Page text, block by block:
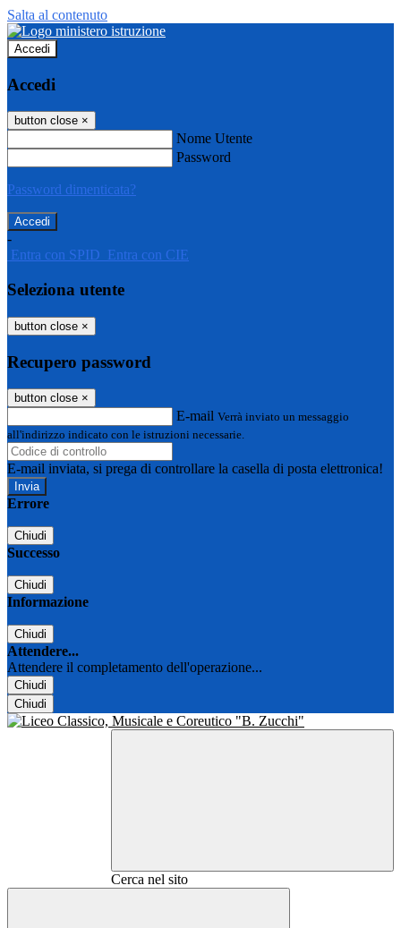
Salta al contenuto
Accedi
Accedi
button close ×
Nome Utente
Password
Password dimenticata?
-
Entra con SPID Entra con CIE
Seleziona utente
button close ×
Recupero password
button close ×
E-mail Verrà inviato un messaggio
all'indirizzo indicato con le istruzioni necessarie.
E-mail inviata, si prega di controllare la casella di posta elettronica!
Errore
Chiudi
Successo
Chiudi
Informazione
Chiudi
Attendere...
Attendere il completamento dell'operazione...
Chiudi
Chiudi
Cerca nel sito